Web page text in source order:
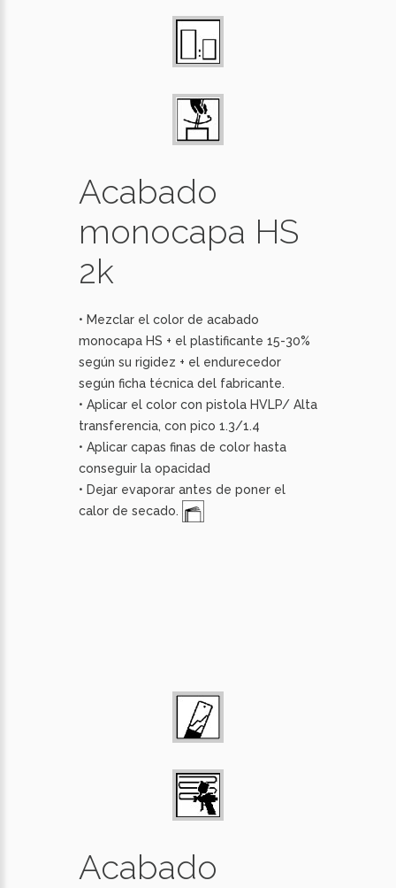
Acabado
monocapa HS
2k
• Mezclar el color de acabado
monocapa HS + el plastificante 15-30%
según su rigidez + el endurecedor
según ficha técnica del fabricante.
• Aplicar el color con pistola HVLP/ Alta
transferencia, con pico 1.3/1.4
• Aplicar capas finas de color hasta
conseguir la opacidad
• Dejar evaporar antes de poner el
calor de secado.
Acabado